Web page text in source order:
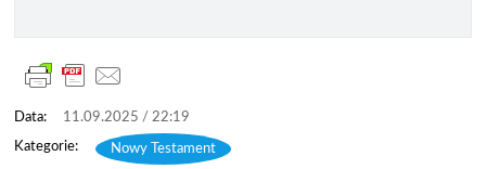
11.09.2025 / 22:19
Nowy Testament